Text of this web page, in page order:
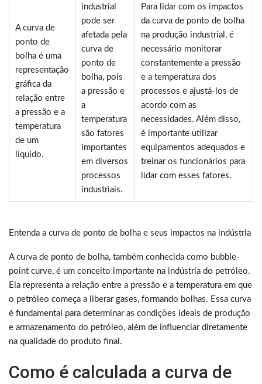
A curva de
ponto de
bolha é uma
representação
gráfica da
relação entre
a pressão e a
temperatura
de um
líquido.
industrial
pode ser
afetada pela
curva de
ponto de
bolha, pois
a pressão e
a
temperatura
são fatores
importantes
em diversos
processos
industriais.
Para lidar com os impactos
da curva de ponto de bolha
na produção industrial, é
necessário monitorar
constantemente a pressão
e a temperatura dos
processos e ajustá-los de
acordo com as
necessidades. Além disso,
é importante utilizar
equipamentos adequados e
treinar os funcionários para
lidar com esses fatores.
Entenda a curva de ponto de bolha e seus impactos na indústria
A curva de ponto de bolha, também conhecida como bubble-
point curve, é um conceito importante na indústria do petróleo.
Ela representa a relação entre a pressão e a temperatura em que
o petróleo começa a liberar gases, formando bolhas. Essa curva
é fundamental para determinar as condições ideais de produção
e armazenamento do petróleo, além de influenciar diretamente
na qualidade do produto final.
Como é calculada a curva de